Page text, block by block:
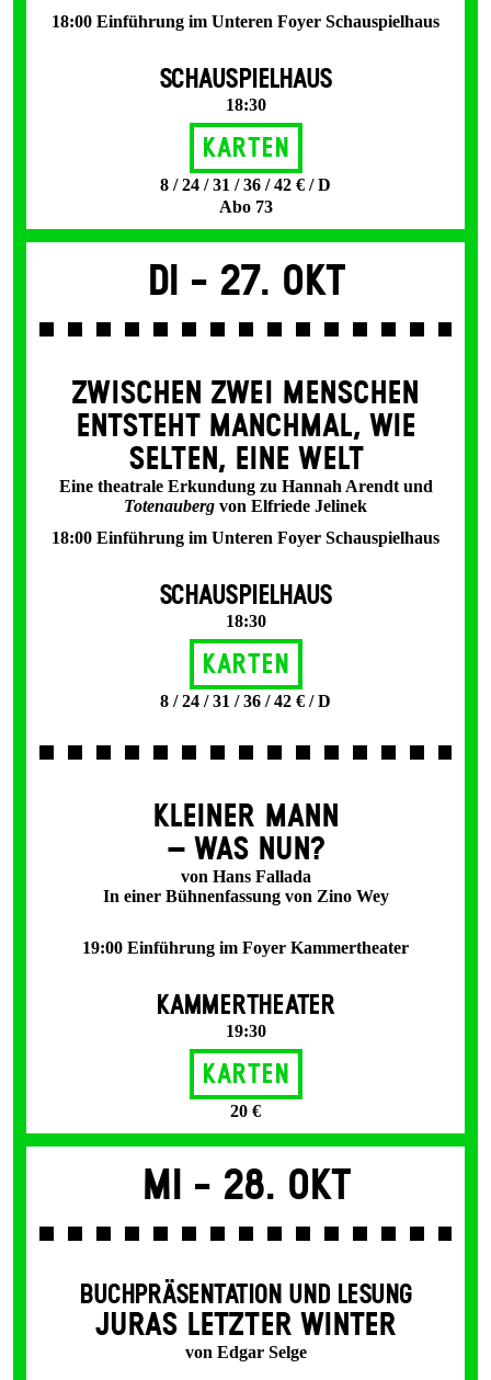
18:00 Einführung im Unteren Foyer Schauspielhaus
SCHAUSPIELHAUS
18:30
Karten
8 / 24 / 31 / 36 / 42 € / D
Abo 73
Di - 27. Okt
ZWISCHEN ZWEI MENSCHEN
ENT­STEHT MANCH­MAL, WIE
SELTEN, EINE WELT
Eine theatrale Erkundung zu Hannah Arendt und
Totenauberg von Elfriede Jelinek
18:00 Einführung im Unteren Foyer Schauspielhaus
SCHAUSPIELHAUS
18:30
Karten
8 / 24 / 31 / 36 / 42 € / D
KLEINER MANN
– WAS NUN?
von Hans Fallada
In einer Bühnenfassung von Zino Wey
19:00 Einführung im Foyer Kammertheater
KAMMERTHEATER
19:30
Karten
20 €
Mi - 28. Okt
BUCHPRÄSENTATION UND LESUNG
JURAS LETZTER WINTER
von Edgar Selge